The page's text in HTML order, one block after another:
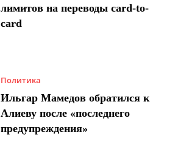
лимитов на переводы card-to-
card
Политика
Ильгар Мамедов обратился к
Алиеву после «последнего
предупреждения»